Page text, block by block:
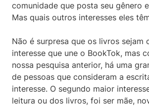
comunidade que posta seu gênero
Mas quais outros interesses eles
Não é surpresa que os livros sejam
interesse que une o BookTok, mas
nossa pesquisa anterior, há uma
de pessoas que consideram a
interesse. O segundo maior
leitura ou dos livros, foi ser mãe,